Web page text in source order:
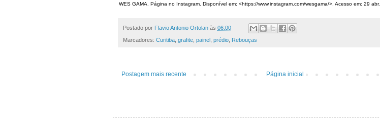
WES GAMA. Página no Instagram. Disponível em: <https://www.instagram.com/wesgama/>. Acesso em: 29
Postado por Flavio Antonio Ortolan às 06:00
Marcadores: Curitiba grafite painel prédio Rebouças
Postagem mais recente Página inicial